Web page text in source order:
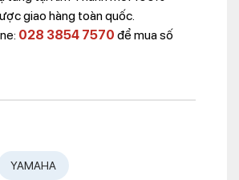
giao hàng toàn quốc.
028 3854 7570 để mua số
YAMAHA